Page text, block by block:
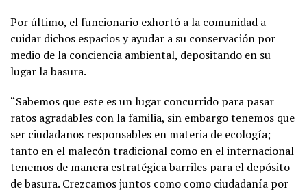
Por último, el funcionario exhortó a la comunidad a
cuidar dichos espacios y ayudar a su conservación por
medio de la conciencia ambiental, depositando en su
lugar la basura.
“Sabemos que este es un lugar concurrido para pasar
ratos agradables con la familia, sin embargo tenemos que
ser ciudadanos responsables en materia de ecología;
tanto en el malecón tradicional como en el internacional
tenemos de manera estratégica barriles para el depósito
de basura. Crezcamos juntos como como ciudadanía por